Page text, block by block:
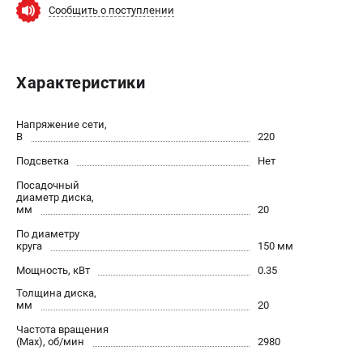
СЕРВИС
Сервисный центр
ИНФОРМАЦИЯ
Контакты
Правила обмена и возврата
Способы оплаты
О компании
О бренде
Политика обработки персональных данных
Новости
Программа бонусов
Как нас найти
Пользовательское соглашение
Сообщить о поступлении
Характеристики
Напряжение сети,
В
220
Подсветка
Нет
Посадочный
диаметр диска,
мм
20
По диаметру
круга
150 мм
Мощность, кВт
0.35
Толщина диска,
мм
20
Частота вращения
(Max), об/мин
2980